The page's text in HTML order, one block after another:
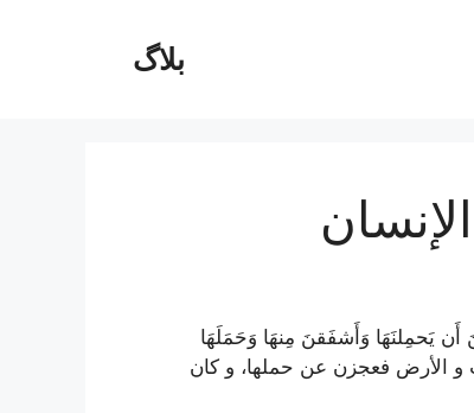
بلاگ
أَن يَحمِلنَهَا وَأَشفَقنَ مِنهَا وَحَمَلَهَا
و الأرض فعجزن عن حملها، و كان